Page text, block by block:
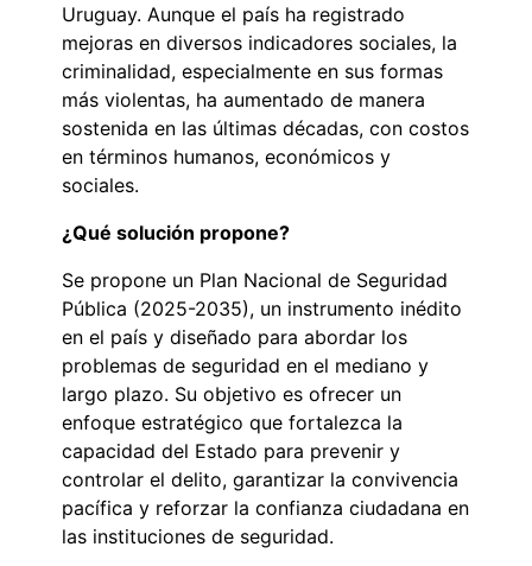
Uruguay. Aunque el país ha registrado
mejoras en diversos indicadores sociales, la
criminalidad, especialmente en sus formas
más violentas, ha aumentado de manera
sostenida en las últimas décadas, con costos
en términos humanos, económicos y
sociales.
¿Qué solución propone?
Se propone un Plan Nacional de Seguridad
Pública (2025-2035), un instrumento inédito
en el país y diseñado para abordar los
problemas de seguridad en el mediano y
largo plazo. Su objetivo es ofrecer un
enfoque estratégico que fortalezca la
capacidad del Estado para prevenir y
controlar el delito, garantizar la convivencia
pacífica y reforzar la confianza ciudadana en
las instituciones de seguridad.